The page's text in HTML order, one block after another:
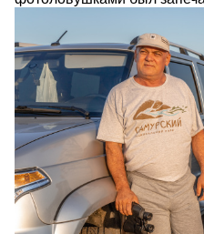
img_0013.jpg